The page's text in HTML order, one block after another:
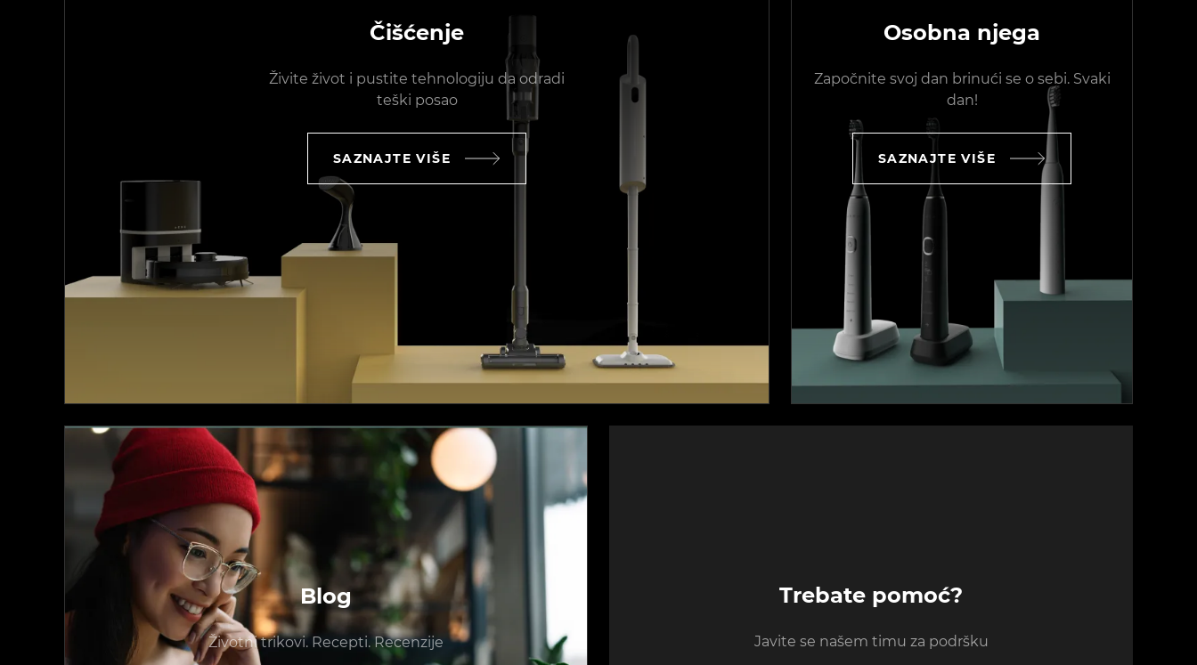
Čišćenje
Živite život i pustite tehnologiju da odradi
teški posao
SAZNAJTE VIŠE
Osobna njega
Započnite svoj dan brinući se o sebi. Svaki
dan!
SAZNAJTE VIŠE
Blog
Životni trikovi. Recepti. Recenzije
Trebate pomoć?
Javite se našem timu za podršku